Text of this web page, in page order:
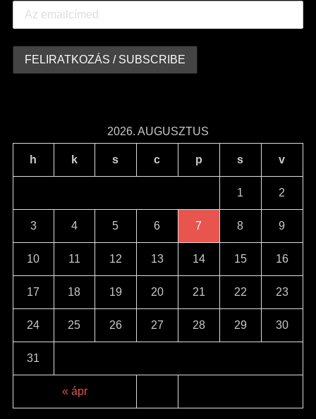
2026. AUGUSZTUS
h k s c p s v
« ápr
1 2
3 4 5 6 7 8 9
10 11 12 13 14 15 16
17 18 19 20 21 22 23
24 25 26 27 28 29 30
31